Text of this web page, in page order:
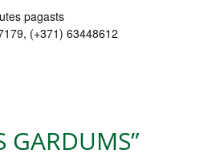
pagasts
(+371) 63448612
GARDUMS”